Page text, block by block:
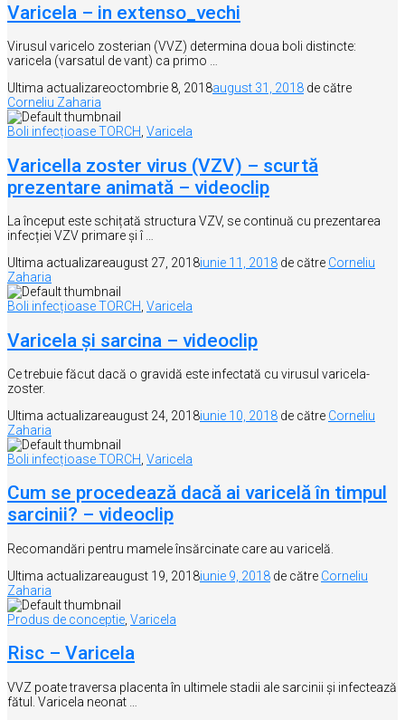
Varicela – in extenso_vechi
Virusul varicelo zosterian (VVZ) determina doua boli distincte:
varicela (varsatul de vant) ca primo …
Ultima actualizareoctombrie 8, 2018august 31, 2018 de către
Corneliu Zaharia
Boli infecțioase TORCH, Varicela
Varicella zoster virus (VZV) – scurtă
prezentare animată – videoclip
La început este schițată structura VZV, se continuă cu prezentarea
infecției VZV primare și î …
Ultima actualizareaugust 27, 2018iunie 11, 2018 de către Corneliu
Zaharia
Boli infecțioase TORCH Varicela
Varicela și sarcina – videoclip
Ce trebuie făcut dacă o gravidă este infectată cu virusul varicela-
zoster.
Ultima actualizareaugust 24, 2018iunie 10, 2018 de către Corneliu
Zaharia
Boli infecțioase TORCH Varicela
Cum se procedează dacă ai varicelă în timpul
sarcinii? – videoclip
Recomandări pentru mamele însărcinate care au varicelă.
Ultima actualizareaugust 19, 2018iunie 9, 2018 de către Corneliu
Zaharia
Produs de conceptie Varicela
Risc – Varicela
VVZ poate traversa placenta în ultimele stadii ale sarcinii și infectează
fătul. Varicela neonat …